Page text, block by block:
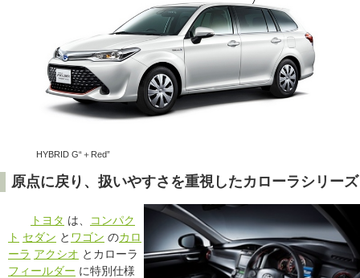
HYBRID G“＋Red”
原点に戻り、扱いやすさを重視したカローラシリーズ
トヨタ は、
コンパク
ト セダン と ワゴン のカロ
ーラ アクシオ とカローラ
フィールダー に特別仕様